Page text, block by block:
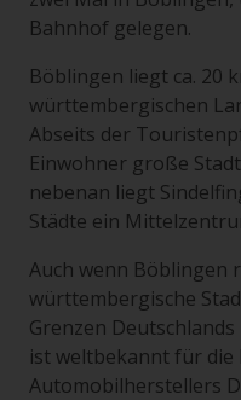
Bahnhof gelegen.
Böblingen liegt ca. 20
württembergischen
Abseits der
Einwohner große
nebenan liegt
Städte ein
Auch wenn Böblingen
württembergische
Grenzen
ist weltbekannt für die
Automobilherstellers